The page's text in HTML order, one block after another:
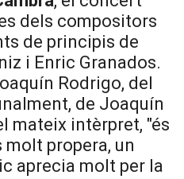
dels compositors
de principis de
i Enric Granados.
Rodrigo, del
de Joaquín
mateix intèrpret, "és
molt propera, un
aprecia molt per la